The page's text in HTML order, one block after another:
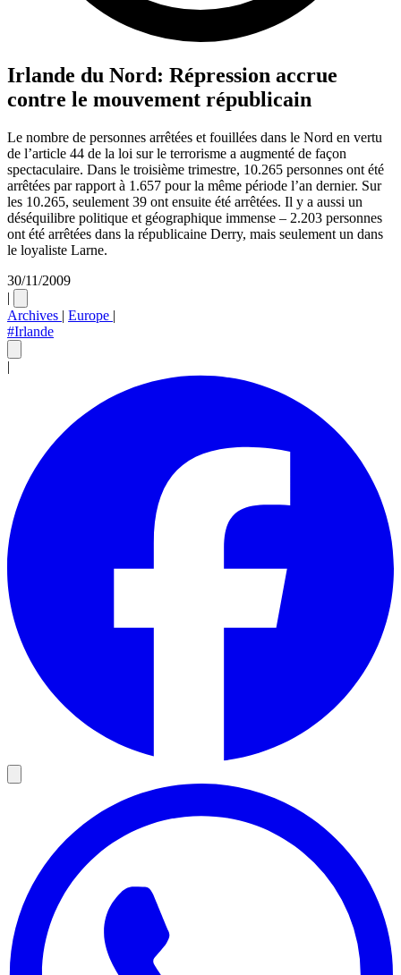
Irlande du Nord: Répression accrue
contre le mouvement républicain
Le nombre de personnes arrêtées et fouillées dans le Nord en vertu
de l’article 44 de la loi sur le terrorisme a augmenté de façon
spectaculaire. Dans le troisième trimestre, 10.265 personnes ont été
arrêtées par rapport à 1.657 pour la même période l’an dernier. Sur
les 10.265, seulement 39 ont ensuite été arrêtées. Il y a aussi un
déséquilibre politique et géographique immense – 2.203 personnes
ont été arrêtées dans la républicaine Derry, mais seulement un dans
le loyaliste Larne.
30/11/2009
|
Archives | Europe |
#Irlande
|